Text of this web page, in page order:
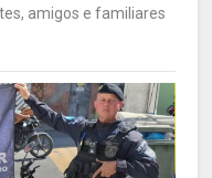
amigos e familiares